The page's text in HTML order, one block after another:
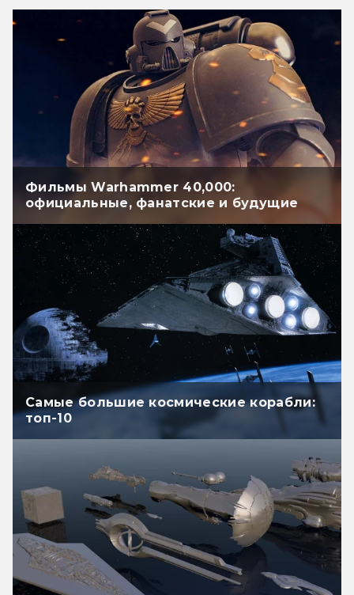
Фильмы Warhammer 40,000:
официальные, фанатские и будущие
Самые большие космические корабли:
топ-10